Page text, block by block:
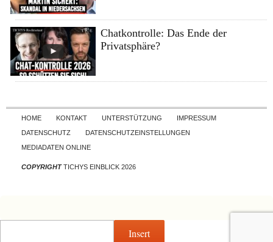
Chatkontrolle: Das Ende der
Privatsphäre?
Skip to content
HOME KONTAKT UNTERSTÜTZUNG
IMPRESSUM
DATENSCHUTZ
DATENSCHUTZEINSTELLUNGEN
MEDIADATEN ONLINE
COPYRIGHTTICHYS EINBLICK 2026
Insert